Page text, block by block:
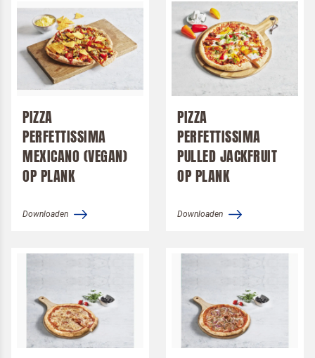
PIZZA
PERFETTISSIMA
MEXICANO (VEGAN)
OP PLANK
Downloaden
PIZZA
PERFETTISSIMA
PULLED JACKFRUIT
OP PLANK
Downloaden
Om spam te bestrijden, selecteer hieronder de
afbeelding van de
Kwarktaart
Door op versturen te klikken, ga je akkoord metonze voorwaarden.